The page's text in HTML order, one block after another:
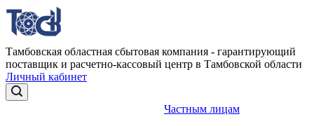
Тамбовская областная сбытовая компания - гарантирующий
поставщик и расчетно-кассовый центр в Тамбовской области
Личный кабинет
Частным лицам